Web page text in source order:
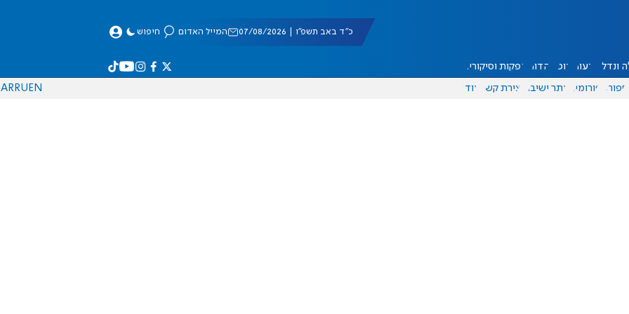
כ"ד באב תשפ"ו | 07/08/2026 המייל האדום חיפוש
ונדל"ן דעות אוכל יהדות הפקות וסיקורים
ספורט פורומים אתר ישיבה יצירת קשר עוד EN
RU
AR